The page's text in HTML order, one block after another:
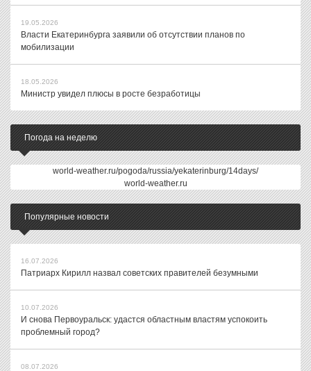
19.05.2026
Власти Екатеринбурга заявили об отсутствии планов по
мобилизации
18.05.2026
Министр увидел плюсы в росте безработицы
Погода на неделю
world-weather.ru/pogoda/russia/yekaterinburg/14days/
world-weather.ru
Популярные новости
16.07.2026
Патриарх Кирилл назвал советских правителей безумными
10.07.2026
И снова Первоуральск: удастся областным властям успокоить
проблемный город?
08.07.2026